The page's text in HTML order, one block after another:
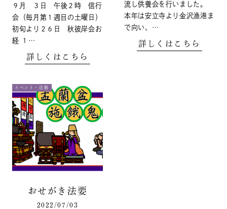
９月 ３日 午後２時 信行
会（毎月第１週目の土曜日）
初旬より２６日 秋彼岸会お
経 １…
詳しくはこちら
流し供養会を行いました。
本年は安立寺より金沢漁港ま
で向い、…
詳しくはこちら
イベント・活動
おせがき法要
2022/07/03